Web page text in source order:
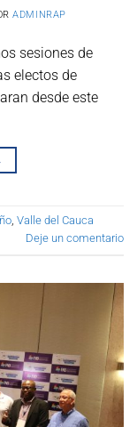
ADMINRAP
sesiones de
electos de
desde este
, Valle del Cauca
Deje un comentario